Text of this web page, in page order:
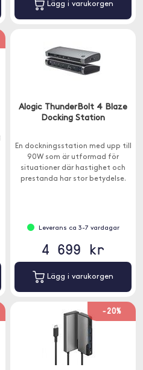
Lägg i varukorgen
Alogic ThunderBolt 4 Blaze
Docking Station
En dockningsstation med upp till
90W som är utformad för
situationer där hastighet och
prestanda har stor betydelse.
Leverans ca 3-7 vardagar
4 699 kr
Lägg i varukorgen
-20%